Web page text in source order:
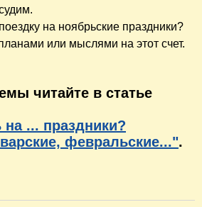
на ноябрьские праздники?
или мыслями на этот счет.
читайте в статье
... праздники?
февральские...".